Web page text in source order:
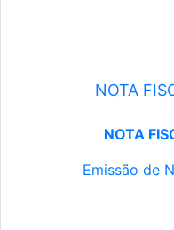
NOTA
NOTA
Emissão de